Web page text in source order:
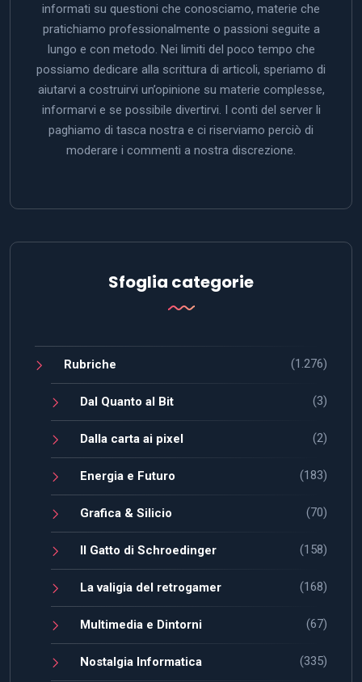
informati su questioni che conosciamo, materie che
pratichiamo professionalmente o passioni seguite a
lungo e con metodo. Nei limiti del poco tempo che
possiamo dedicare alla scrittura di articoli, speriamo di
aiutarvi a costruirvi un’opinione su materie complesse,
informarvi e se possibile divertirvi. I conti del server li
paghiamo di tasca nostra e ci riserviamo perciò di
moderare i commenti a nostra discrezione.
Sfoglia categorie
Rubriche (1.276)
Dal Quanto al Bit (3)
Dalla carta ai pixel (2)
Energia e Futuro (183)
Grafica & Silicio (70)
Il Gatto di Schroedinger (158)
La valigia del retrogamer (168)
Multimedia e Dintorni (67)
Nostalgia Informatica (335)